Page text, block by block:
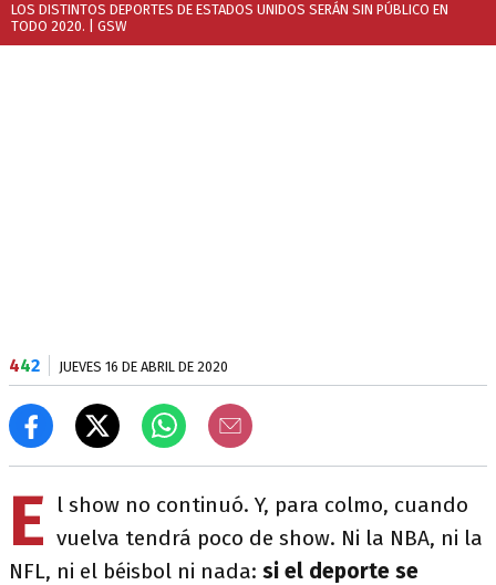
LOS DISTINTOS DEPORTES DE ESTADOS UNIDOS SERÁN SIN PÚBLICO EN
TODO 2020. | GSW
442 JUEVES 16 DE ABRIL DE 2020
E
l show no continuó. Y, para colmo, cuando
vuelva tendrá poco de show. Ni la NBA, ni la
NFL, ni el béisbol ni nada: si el deporte se